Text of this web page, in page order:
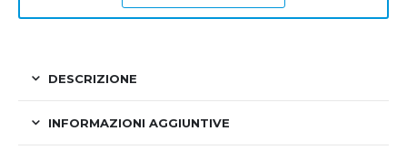
DESCRIZIONE
INFORMAZIONI AGGIUNTIVE